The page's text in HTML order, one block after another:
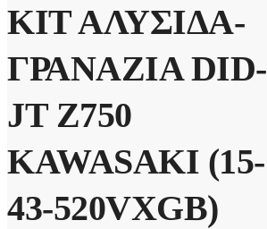
ΚΙΤ ΑΛΥΣΙΔΑ-
ΓΡΑΝΑΖΙΑ DID-
JT Z750
KAWASAKI (15-
43-520VXGB)